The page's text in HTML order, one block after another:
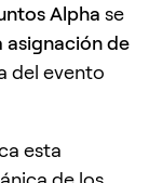
Alpha se
asignación de
del evento
esta